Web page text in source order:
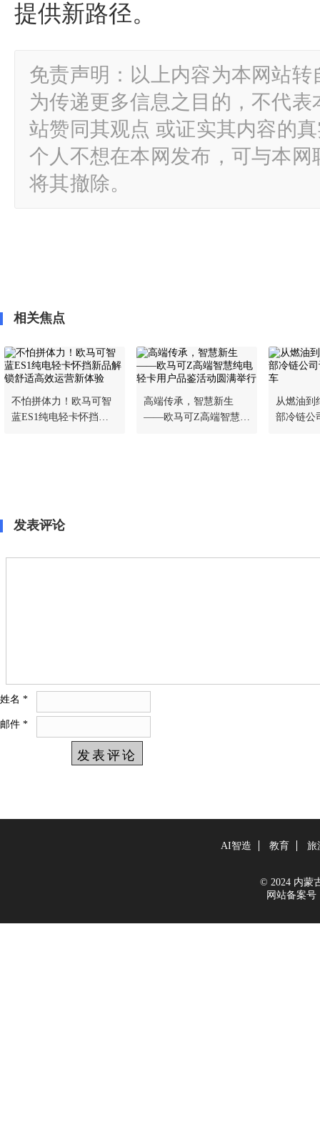
提供新路径。
免责声明：以上内容为本网站
为传递更多信息之目的，不代
站赞同其观点 或证实其内容的
个人不想在本网发布，可与本
将其撤除。
相关焦点
不怕拼体力！欧马可智
蓝ES1纯电轻卡怀挡新
高端传承，智慧新生
——欧马可Z高端智慧纯
从燃油到
部冷链公
发表评论
姓名 *
邮件 *
AI智造 教育 旅
© 2024 内蒙
网站备案号